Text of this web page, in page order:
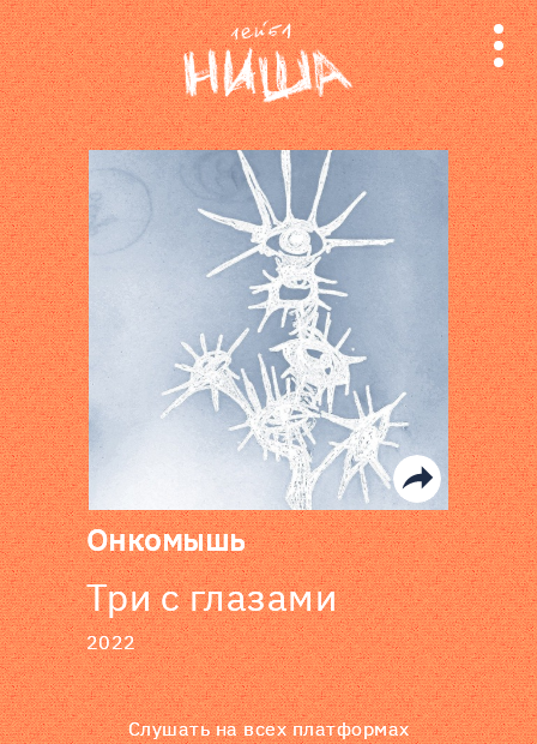
релизы
лейбл
поиск
Онкомышь
Три с глазами
2022
Слушать на всех платформах